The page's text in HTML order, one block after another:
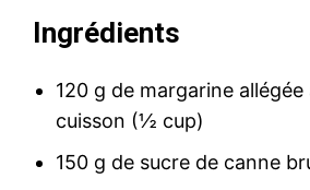
Ingrédients
120 g de margarine allégée
cuisson (½ cup)
150 g de sucre de canne